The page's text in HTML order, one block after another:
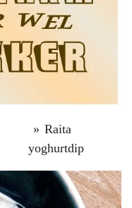
» Raita
yoghurtdip